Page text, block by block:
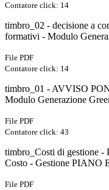
Contatore click: 14
timbro_02 - decisione a
formativi - Modulo
File PDF
Contatore click: 14
timbro_01 - AVVISO
Modulo Generazione
File PDF
Contatore click: 43
timbro_Costi di gestione -
Costo - Gestione PIANO
File PDF